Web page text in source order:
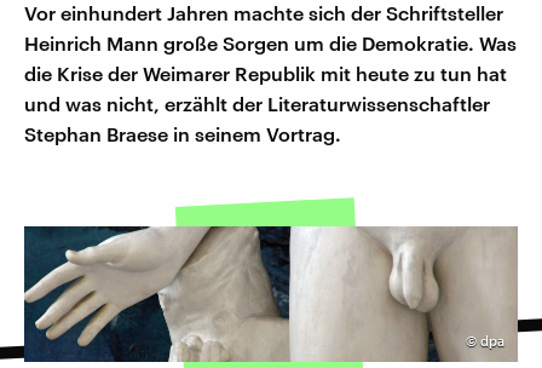
Vor einhundert Jahren machte sich der Schriftsteller
Heinrich Mann große Sorgen um die Demokratie. Was
die Krise der Weimarer Republik mit heute zu tun hat
und was nicht, erzählt der Literaturwissenschaftler
Stephan Braese in seinem Vortrag.
© dpa